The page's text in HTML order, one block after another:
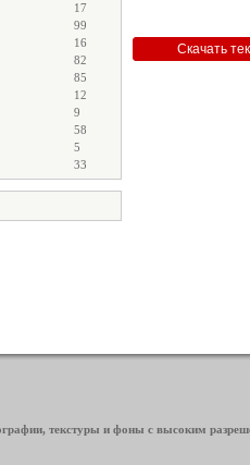
17
99
16
82
85
12
9
58
5
33
текстуры и фоны с высоким